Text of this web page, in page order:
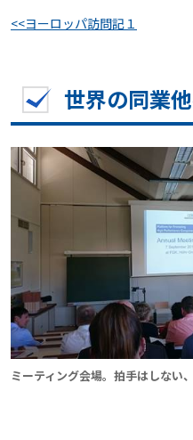
<<ヨーロッパ訪問記１
世界の同業
ミーティング会場。拍手はしない